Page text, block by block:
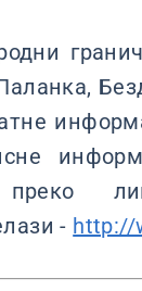
- http://